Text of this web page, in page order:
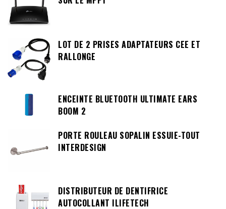
LOT DE 2 PRISES ADAPTATEURS CEE ET
RALLONGE
ENCEINTE BLUETOOTH ULTIMATE EARS
BOOM 2
PORTE ROULEAU SOPALIN ESSUIE-TOUT
INTERDESIGN
DISTRIBUTEUR DE DENTIFRICE
AUTOCOLLANT ILIFETECH